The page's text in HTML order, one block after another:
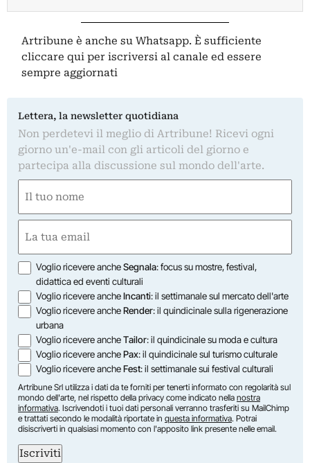
Artribune è anche su Whatsapp. È sufficiente
cliccare qui per iscriversi al canale ed essere
sempre aggiornati
Lettera, la newsletter quotidiana
Non perdetevi il meglio di Artribune! Ricevi ogni
giorno un'e-mail con gli articoli del giorno e
partecipa alla discussione sul mondo dell'arte.
(Obbligatorio)
Nome
(Obbligatorio)
Opzioni
Voglio ricevere ancheSegnala: focus su mostre, festival,
didattica ed eventi culturali
Voglio ricevere ancheIncanti: il settimanale sul mercato dell'arte
Voglio ricevere ancheRender: il quindicinale sulla rigenerazione
urbana
Voglio ricevere ancheTailor: il quindicinale su moda e cultura
Voglio ricevere anchePax: il quindicinale sul turismo culturale
Voglio ricevere ancheFest: il settimanale sui festival culturali
Artribune Srl utilizza i dati da te forniti per tenerti informato con regolarità sul
mondo dell'arte, nel rispetto della privacy come indicato nella nostra
informativa. Iscrivendoti i tuoi dati personali verranno trasferiti su MailChimp
e trattati secondo le modalità riportate in questa informativa. Potrai
disiscriverti in qualsiasi momento con l'apposito link presente nelle email.
Iscriviti